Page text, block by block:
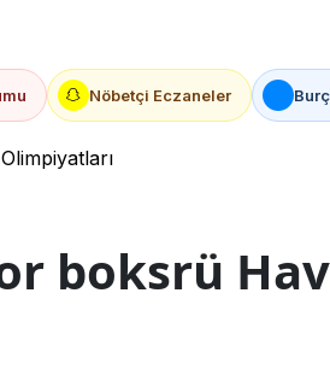
Nöbetçi Eczaneler
boksrü